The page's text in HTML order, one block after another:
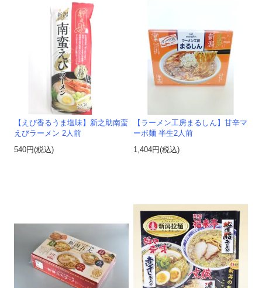
【えび香るうま塩味】新之助南蛮
えびラーメン 2人前
540円(税込)
【ラーメン工房まるしん】甘辛マ
ーボ麺 半生2人前
1,404円(税込)